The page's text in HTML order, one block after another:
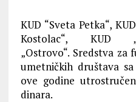
KUD “Sveta Petka“,
Kostolac“, KUD
„Ostrovo“. Sredstva
umetničkih društava
ove godine
dinara.